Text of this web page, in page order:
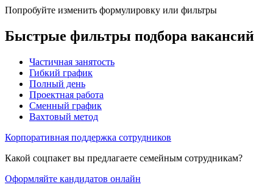
Попробуйте изменить формулировку или фильтры
Быстрые фильтры подбора вакансий
Частичная занятость
Гибкий график
Полный день
Проектная работа
Сменный график
Вахтовый метод
Корпоративная поддержка сотрудников
Какой соцпакет вы предлагаете семейным сотрудникам?
Оформляйте кандидатов онлайн